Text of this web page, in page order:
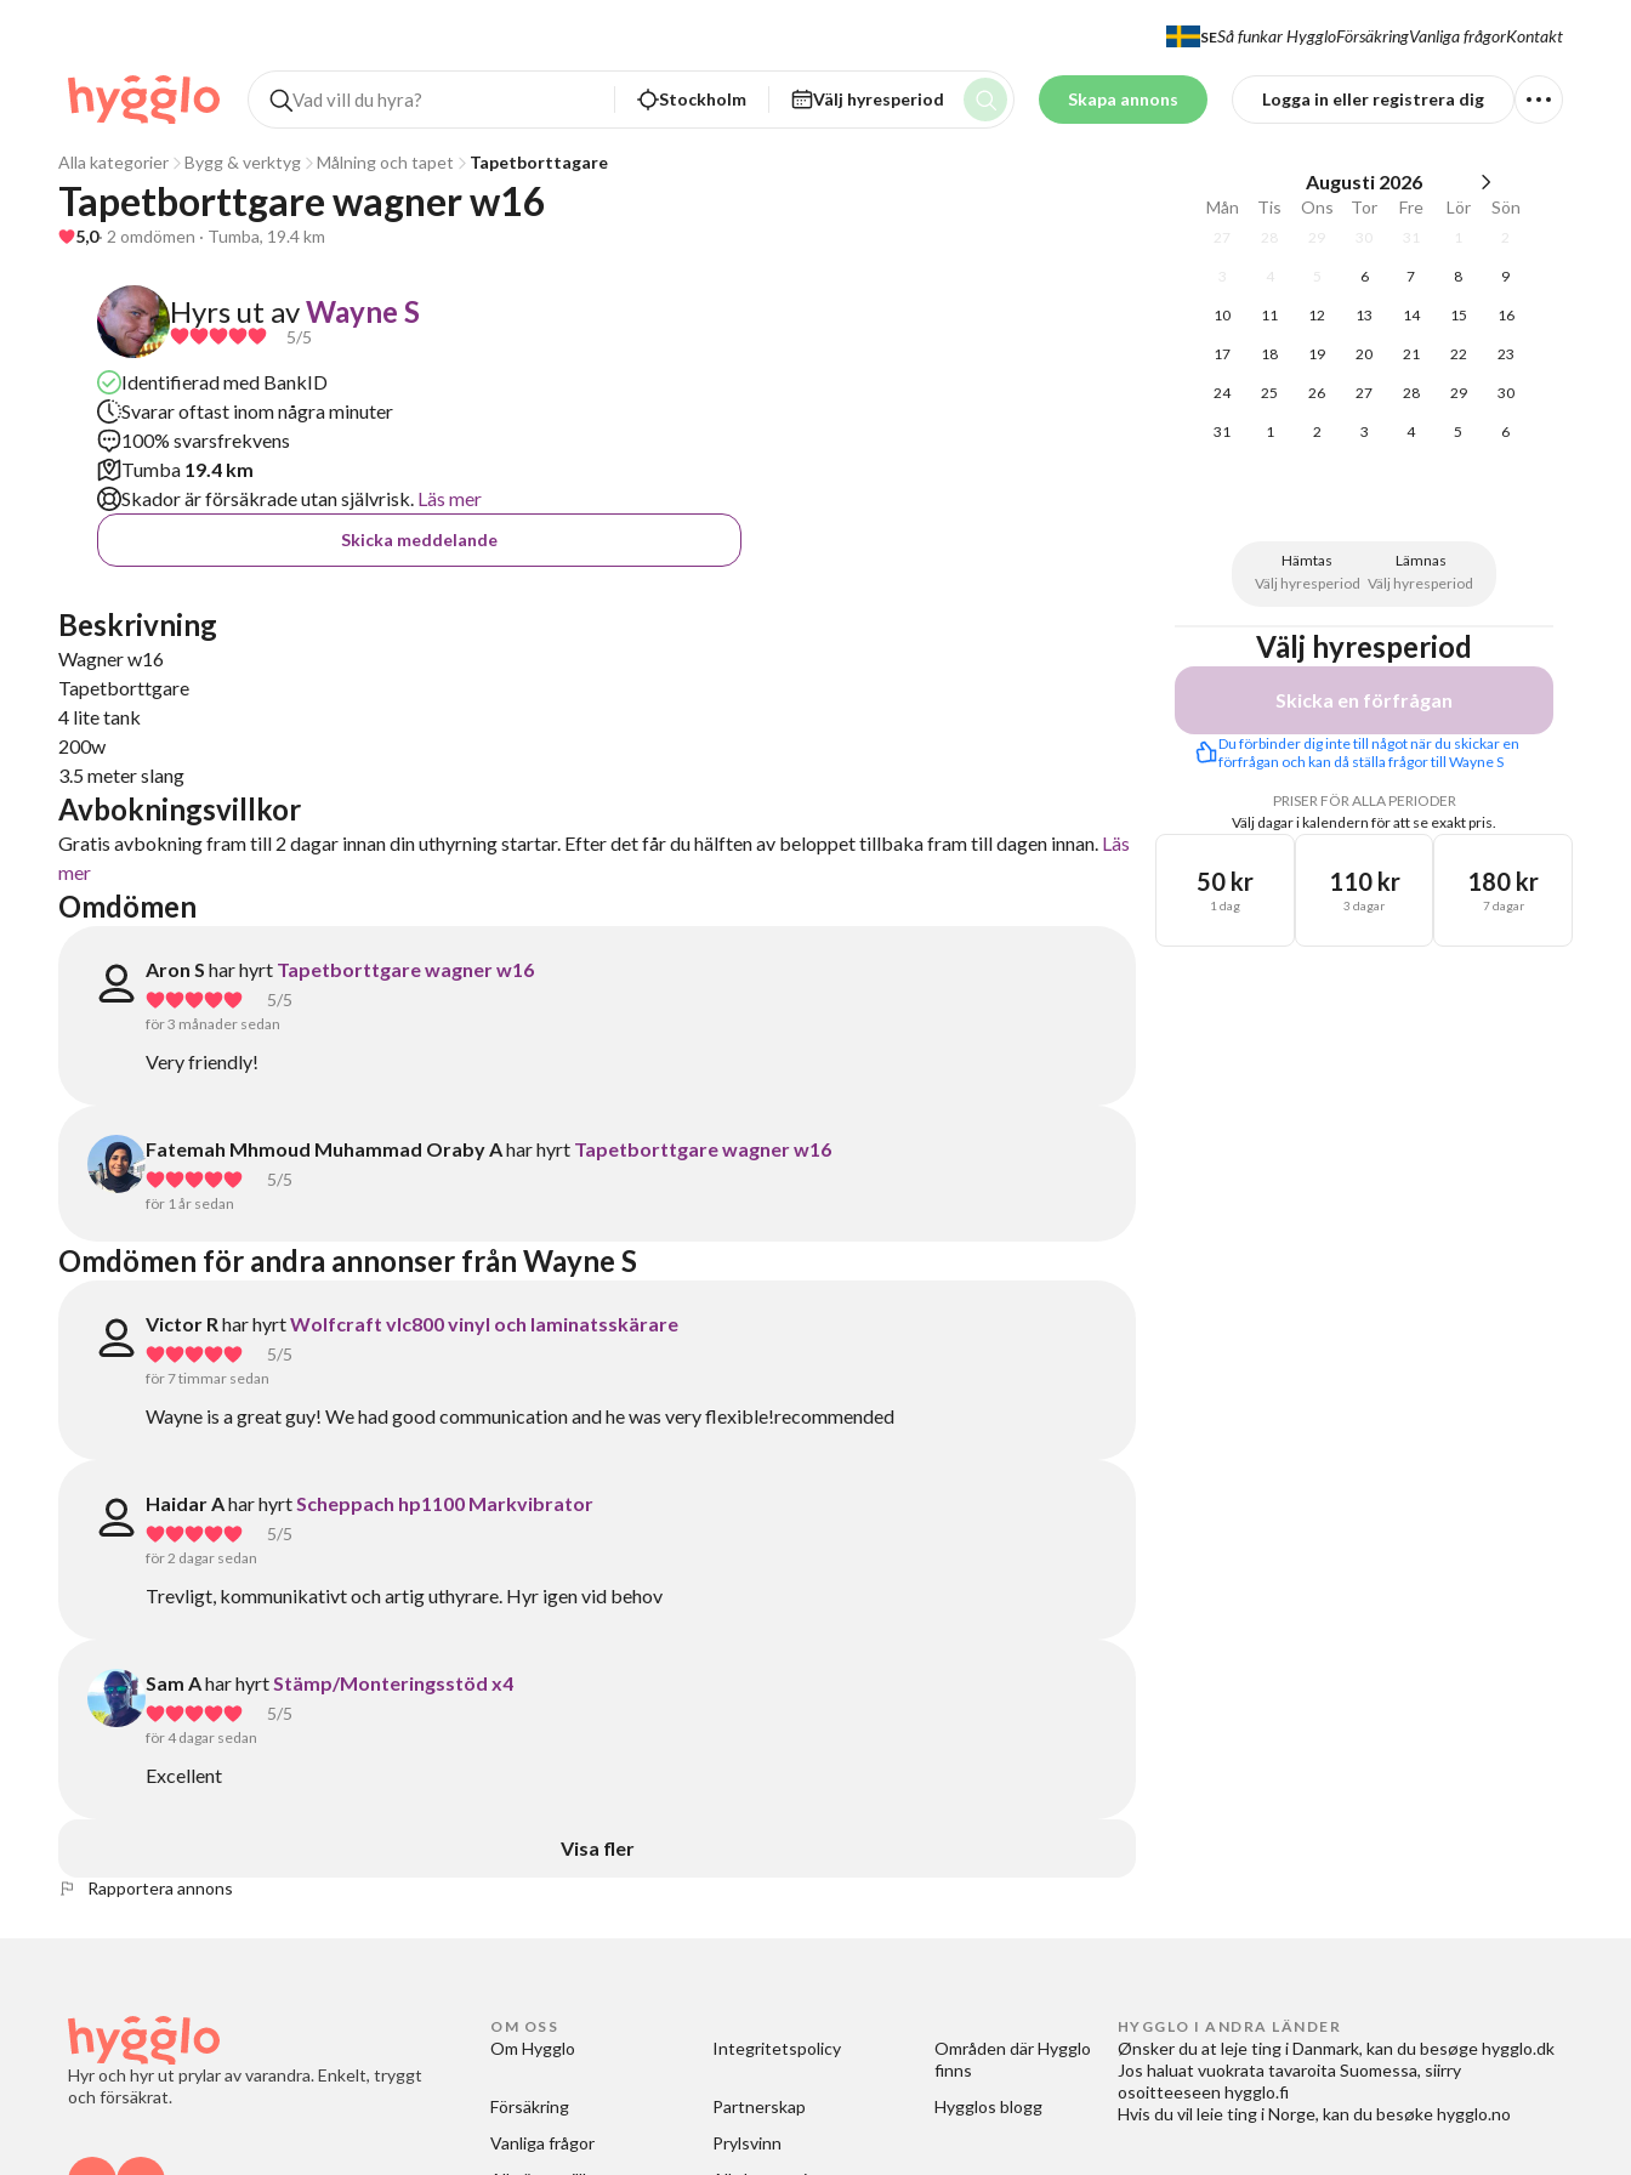
SESå funkar HyggloFörsäkringVanliga frågorKontakt
Stockholm Välj hyresperiod Skapa annons Logga in eller registrera dig
Alla kategorier Bygg & verktyg Målning och tapet Tapetborttagare
Tapetborttgare wagner w16
5,0· 2 omdömen · Tumba, 19.4 km
Hyrs ut avWayne S
5/5
Identifierad med BankID
Svarar oftast inom några minuter
100% svarsfrekvens
Tumba 19.4 km
Skador är försäkrade utan självrisk. Läs mer
Skicka meddelande
Beskrivning
Wagner w16
Tapetborttgare
4 lite tank
200w
3.5 meter slang
Avbokningsvillkor
Gratis avbokning fram till 2 dagar innan din uthyrning startar. Efter det får du hälften av beloppet tillbaka fram till dagen innan. Läs
mer
Omdömen
Aron S har hyrt Tapetborttgare wagner w16
5/5
för 3 månader sedan
Very friendly!
Fatemah Mhmoud Muhammad Oraby Ahar hyrt Tapetborttgare wagner w16
5/5
för 1 år sedan
Omdömen för andra annonser från Wayne S
Victor Rhar hyrtWolfcraft vlc800 vinyl och laminatsskärare
5/5
för 7 timmar sedan
Wayne is a great guy! We had good communication and he was very flexible!recommended
Haidar Ahar hyrtScheppach hp1100 Markvibrator
5/5
för 2 dagar sedan
Trevligt, kommunikativt och artig uthyrare. Hyr igen vid behov
Sam Ahar hyrtStämp/Monteringsstöd x4
5/5
för 4 dagar sedan
Excellent
Visa fler
Augusti 2026
Mån Tis Ons Tor Fre Lör Sön
27 28 29 30 31 1 2
3 4 5 6 7 8 9
10 11 12 13 14 15 16
17 18 19 20 21 22 23
24 25 26 27 28 29 30
31 1 2 3 4 5 6
Hämtas
Välj hyresperiod
Lämnas
Välj hyresperiod
Välj hyresperiod
Skicka en förfrågan
Du förbinder dig inte till något när du skickar en
förfrågan och kan då ställa frågor till Wayne S
PRISER FÖR ALLA PERIODER
Välj dagar i kalendern för att se exakt pris.
50 kr
1 dag
110 kr
3 dagar
180 kr
7 dagar
Rapportera annons
Hyr och hyr ut prylar av varandra. Enkelt, tryggt
och försäkrat.
OM OSS
Om Hygglo
Försäkring
Vanliga frågor
Integritetspolicy
Partnerskap
Prylsvinn
Områden där Hygglo
finns
Hygglos blogg
HYGGLO I ANDRA LÄNDER
Ønsker du at leje ting i Danmark, kan du besøge hygglo.dk
Jos haluat vuokrata tavaroita Suomessa, siirry
osoitteeseen hygglo.fi
Hvis du vil leie ting i Norge, kan du besøke hygglo.no